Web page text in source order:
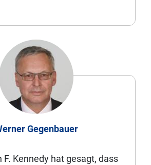
Gegenbauer
F. Kennedy hat gesagt, dass